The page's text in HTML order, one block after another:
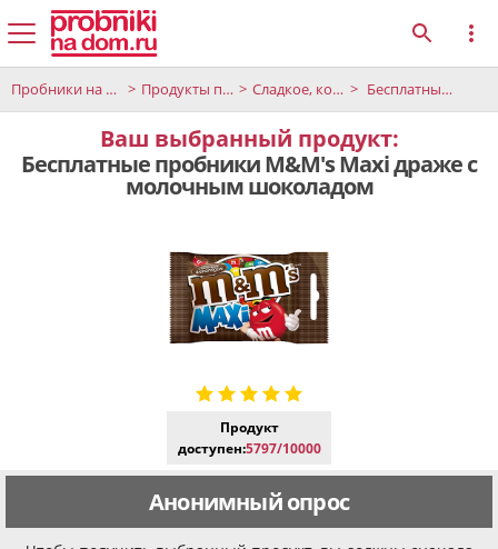
Пробники на дом Продукты питания и напитки Сладкое, конфеты и десерты Бесплатные пробники M&M's Maxi драже с молочным шоколадом
Ваш выбранный продукт:
Бесплатные пробники M&M's Maxi драже с
молочным шоколадом
Продукт
доступен:5797/10000
Анонимный опрос